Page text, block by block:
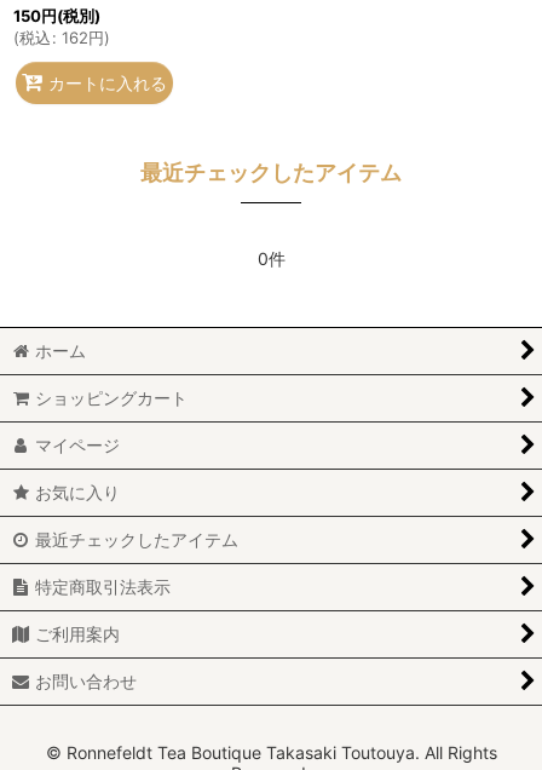
150円(税別)
(税込: 162円)
カートに入れる
最近チェックしたアイテム
0件
ホーム
ショッピングカート
マイページ
お気に入り
最近チェックしたアイテム
特定商取引法表示
ご利用案内
お問い合わせ
© Ronnefeldt Tea Boutique Takasaki Toutouya. All Rights